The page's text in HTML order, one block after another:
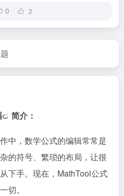
0 2
简介：
中，数学公式的编辑常常是
的符号、繁琐的布局，让很
下手。现在，MathTool公式
切。